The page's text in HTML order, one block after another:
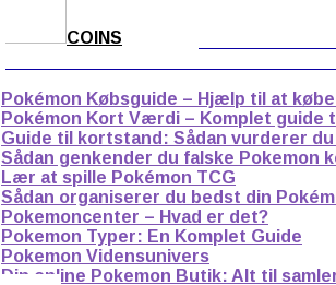
COINS
Pokémon Købsguide – Hjælp til at
Pokémon Kort Værdi – Komplet guide
Guide til kortstand: Sådan vurderer
Sådan genkender du falske Pokemon
Lær at spille Pokémon TCG
Sådan organiserer du bedst din
Pokemoncenter – Hvad er det?
Pokemon Typer: En Komplet Guide
Pokemon Vidensunivers
Din online Pokemon Butik: Alt til